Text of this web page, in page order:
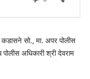
कडासने सो., मा. अपर पोलीस
अधिकारी श्री देवराम